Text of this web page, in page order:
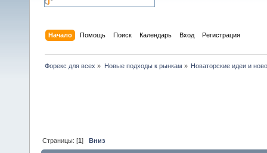
Начало Помощь Поиск Календарь Вход Регистрация
Форекс для всех » Новые подходы к рынкам » Новаторские идеи и
Страницы: [1]Вниз